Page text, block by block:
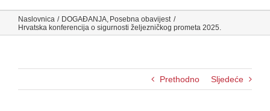
Naslovnica DOGAĐANJA Posebna obavijest
Hrvatska konferencija o sigurnosti željezničkog prometa 2025.
Prethodno Sljedeće